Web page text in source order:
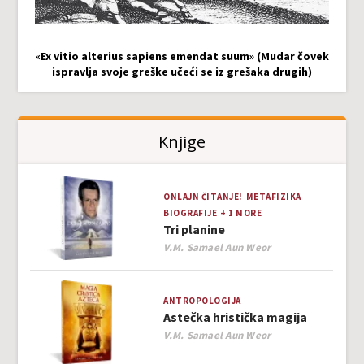
«Ex vitio alterius sapiens emendat suum» (Mudar čovek
ispravlja svoje greške učeći se iz grešaka drugih)
Knjige
ONLAJN ČITANJE! METAFIZIKA
BIOGRAFIJE + 1 MORE
Tri planine
Author
V.M. Samael Aun Weor
ANTROPOLOGIJA
Astečka hristička magija
Author
V.M. Samael Aun Weor